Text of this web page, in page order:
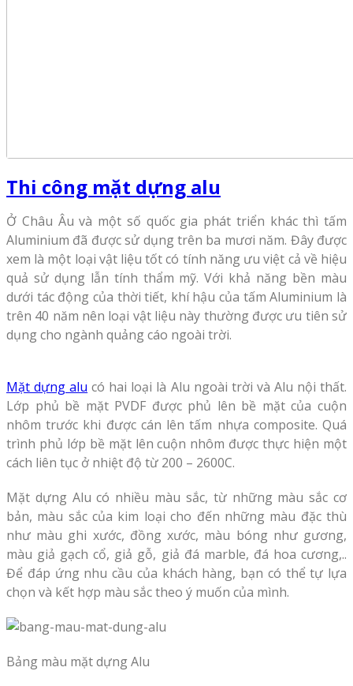
Thi công mặt dựng alu
Ở Châu Âu và một số quốc gia phát triển khác thì tấm
Aluminium đã được sử dụng trên ba mươi năm. Đây được
xem là một loại vật liệu tốt có tính năng ưu việt cả về hiệu
quả sử dụng lẫn tính thẩm mỹ. Với khả năng bền màu
dưới tác động của thời tiết, khí hậu của tấm Aluminium là
trên 40 năm nên loại vật liệu này thường được ưu tiên sử
dụng cho ngành quảng cáo ngoài trời.
Mặt dựng alu có hai loại là Alu ngoài trời và Alu nội thất.
Lớp phủ bề mặt PVDF được phủ lên bề mặt của cuộn
nhôm trước khi được cán lên tấm nhựa composite. Quá
trình phủ lớp bề mặt lên cuộn nhôm được thực hiện một
cách liên tục ở nhiệt độ từ 200 – 2600C.
Mặt dựng Alu có nhiều màu sắc, từ những màu sắc cơ
bản, màu sắc của kim loại cho đến những màu đặc thù
như màu ghi xước, đồng xước, màu bóng như gương,
màu giả gạch cổ, giả gỗ, giả đá marble, đá hoa cương,..
Để đáp ứng nhu cầu của khách hàng, bạn có thể tự lựa
chọn và kết hợp màu sắc theo ý muốn của mình.
Bảng màu mặt dựng Alu